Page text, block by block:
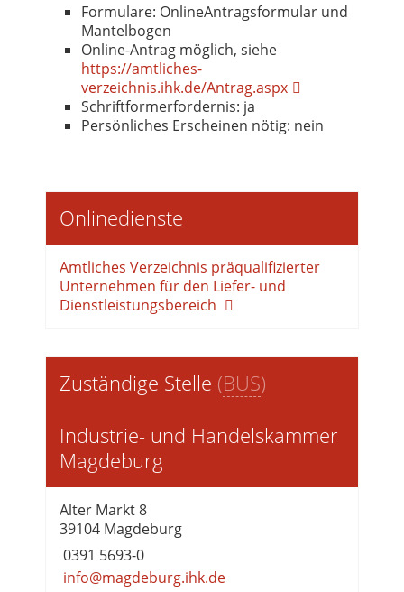
Formulare: OnlineAntragsformular und
Mantelbogen
Online-Antrag möglich, siehe
https://amtliches-
verzeichnis.ihk.de/Antrag.aspx
Schriftformerfordernis: ja
Persönliches Erscheinen nötig: nein
Onlinedienste
Amtliches Verzeichnis präqualifizierter
Unternehmen für den Liefer- und
Dienstleistungsbereich
Zuständige Stelle (BUS)
Industrie- und Handelskammer
Magdeburg
Alter Markt 8
39104 Magdeburg
0391 5693-0
info@magdeburg.ihk.de